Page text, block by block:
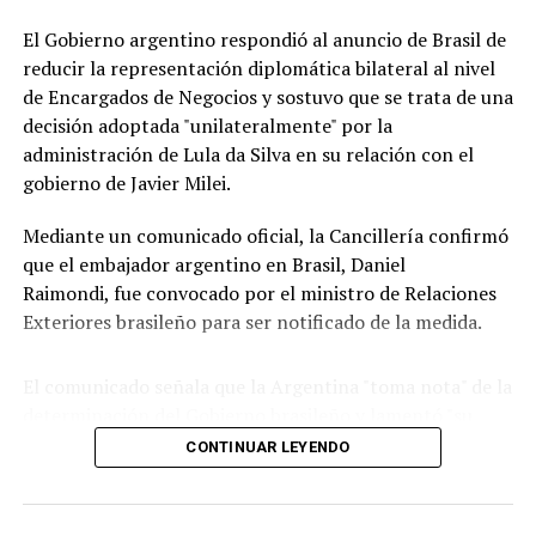
Eso es mucho más grave que cualquier cosa que haya
ocurrido hasta ese momento y marca el modo en que la
Argentina viene manejando este tema".
Para el canciller, "Brasil viene teniendo conflicto con
varios países como Paraguay", lo que, a su criterio, indica
una decisión de esa nación de “escalar temas" que, para
el gobierno de Milei, "tienen que permanecer en el
ámbito ideológico y político de una contienda electoral
en la que estamos claramente enfrentados en el deseo
Por su parte, Milei encabezará esta semana una nueva
gira regional que incluirá actividades bilaterales en
Ecuador y la asistencia a la toma de posesión del
El Gobierno argentino respondió al anuncio de Brasil de
reducir la representación diplomática bilateral al nivel
de Encargados de Negocios y sostuvo que se trata de una
decisión adoptada "unilateralmente" por la
administración de Lula da Silva en su relación con el
gobierno de Javier Milei.
Mediante un comunicado oficial, la Cancillería confirmó
que el embajador argentino en Brasil, Daniel
Raimondi, fue convocado por el ministro de Relaciones
Exteriores brasileño para ser notificado de la medida.
decisión de continuar aislándose del resto de la
región por cuestiones puramente ideológicas".
CONTINUAR LEYENDO